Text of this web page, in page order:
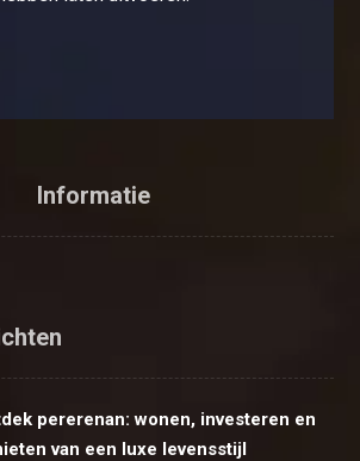
Informatie
pererenan: wonen, investeren en
van een luxe levensstijl